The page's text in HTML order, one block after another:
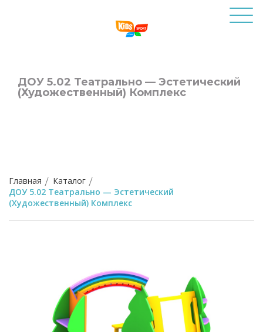
ДОУ 5.02 Театрально — Эстетический
(художественный) Комплекс
Главная
Каталог
ДОУ 5.02 Театрально — Эстетический
(художественный) Комплекс